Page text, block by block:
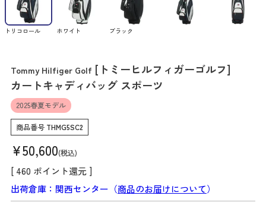
トリコロール ホワイト ブラック
Tommy Hilfiger Golf [トミーヒルフィガーゴルフ]
カートキャディバッグ スポーツ
2025春夏モデル
商品番号 THMG5SC2
¥50,600 税込
[ 460 ポイント還元 ]
出荷倉庫：関西センター（商品のお届けについて）